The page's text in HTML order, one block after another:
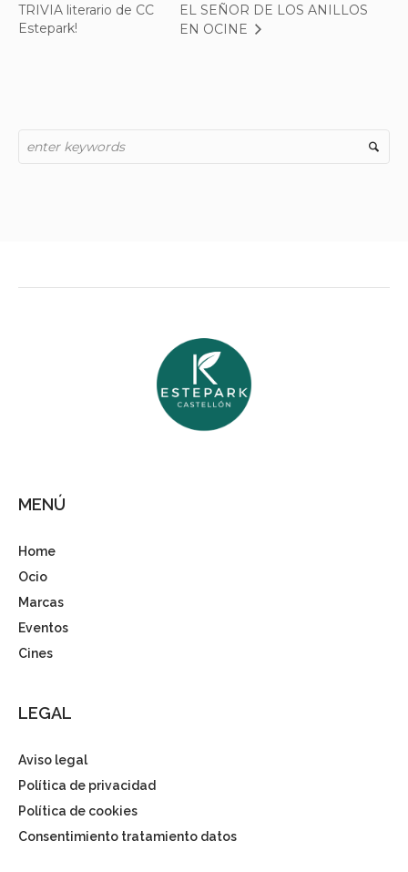
TRIVIA literario de CC
Estepark!
EL SEÑOR DE LOS ANILLOS
EN OCINE
MENÚ
Home
Ocio
Marcas
Eventos
Cines
LEGAL
Aviso legal
Política de privacidad
Política de cookies
Consentimiento tratamiento datos